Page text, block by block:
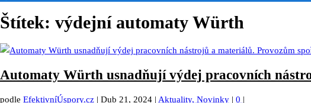
Štítek: výdejní automaty Würth
Automaty Würth usnadňují výdej pracovních
podle EfektivníÚspory.cz | Dub 21, 2024 | Aktuality, Novinky | 0 |